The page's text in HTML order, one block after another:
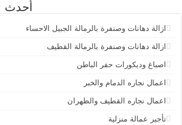
أحدث
ازالة دهانات وصنفرة بالرمالة الجبيل الاحساء
ازالة دهانات وصنفرة بالرمالة القطيف
اصباغ وديكورات حفر الباطن
اعمال نجاره الدمام والخبر
اعمال نجاره القطيف والظهران
تأجير عمالة منزلية